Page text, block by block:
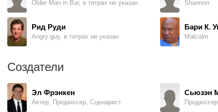
Older Man in Bar, в титрах не указан
Рид Руди
Angry guy, в титрах не указан
Shannon
Бари К.
Malcolm
Создатели
Эл Фрэнкен
Актер, Продюссер, Сценарист
Сьюзэн
Продюссер